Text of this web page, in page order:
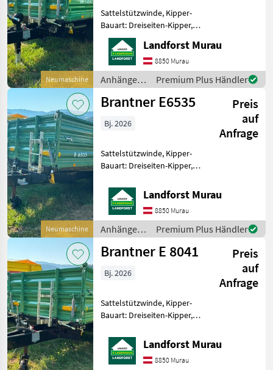
Neumaschine
Sattelstützwinde, Kipper-
Bauart: Dreiseiten-Kipper,
Anzahl Achsen:
Tandemachser,
Hydraulische
Bordwandverriegelung,
Typenschein, Bremse:
Druckluftbremse TA10041
mit 1 Hub
Landforst Murau
8850 Murau
Anhänger /
Brantner
Premium Plus Händler
Neumaschine
Brantner E6535
Preis
auf
Anfrage
Bj. 2026
Sattelstützwinde, Kipper-
Bauart: Dreiseiten-Kipper,
Aufsatz: Stahl, Typenschein,
Bremse: Hydraulische
Bremse in Serie 25 km/h
Ausführung Bordwan
Landforst Murau
8850 Murau
Anhänger /
Brantner
Premium Plus Händler
Brantner E 8041
Preis
auf
Anfrage
Bj. 2026
Sattelstützwinde, Kipper-
Bauart: Dreiseiten-Kipper,
Pendel-Bordwände,
Aufsatz: Stahl, Typenschein,
Bremse: Hydraulische
Landforst Murau
8850 Murau